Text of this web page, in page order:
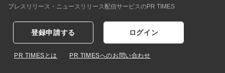
プレスリリース・ニュースリリース配信サービスのPR TIMES
登録申請する ログイン
PR TIMESとは PR TIMESへのお問い合わせ